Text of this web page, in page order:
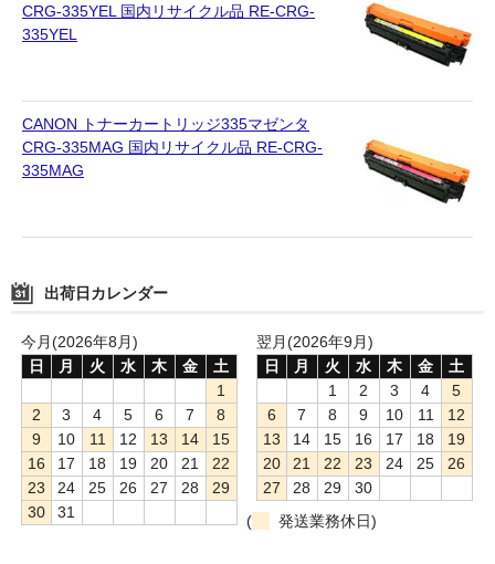
CRG-335YEL 国内リサイクル品 RE-CRG-
335YEL
CANON トナーカートリッジ335マゼンタ
CRG-335MAG 国内リサイクル品 RE-CRG-
335MAG
出荷日カレンダー
今月(2026年8月)
日
月 火 水 木 金
土
1
2
3 4 5 6 7
8
9
10 11 12 13 14
15
16
17 18 19 20 21
22
23
24 25 26 27 28
29
30
31
翌月(2026年9月)
日
月 火 水 木 金
土
1
2 3 4
5
6
7 8 9 10 11
12
13
14 15 16 17 18
19
20
21 22 23 24 25
26
27
28 29
30
(
発送業務休日)